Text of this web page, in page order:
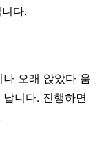
다.
나 오래 앉았다 움
니다. 진행하면